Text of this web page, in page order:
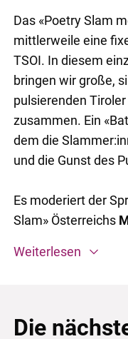
Das «Poetry Slam
mittlerweile eine
TSOI. In diesem
bringen wir große,
pulsierenden
zusammen. Ein
dem die
und die Gunst des
Es moderiert der
Slam» Österreichs
Weiterlesen
Die